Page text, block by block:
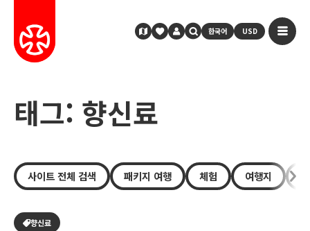
한국어 USD
태그: 향신료
사이트 전체 검색 패키지 여행 체험 여행지
향신료